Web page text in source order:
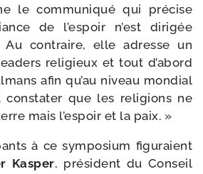
le com­mu­ni­qué qui pré­cise
de l’espoir n’est diri­gée
Au contraire, elle adresse un
reli­gieux et tout d’abord
afin qu’au niveau mon­dial
que les reli­gions ne
mais l’espoir et la paix. »
à ce sym­po­sium figu­raient
Kasper, pré­sident du Conseil